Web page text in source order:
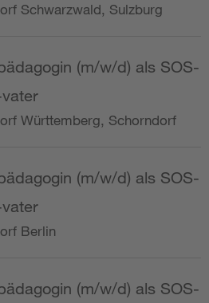
Schwarzwald, Sulzburg
(m/w/d) als SOS-
Württemberg, Schorndorf
(m/w/d) als SOS-
Berlin
(m/w/d) als SOS-